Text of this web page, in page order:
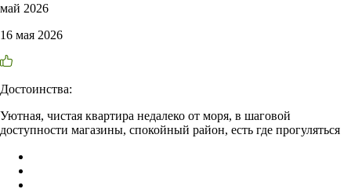
май 2026
16 мая 2026
Достоинства:
Уютная, чистая квартира недалеко от моря, в шаговой
доступности магазины, спокойный район, есть где прогуляться